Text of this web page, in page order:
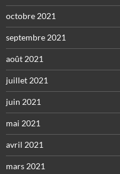
octobre 2021
septembre 2021
août 2021
juillet 2021
juin 2021
mai 2021
avril 2021
mars 2021